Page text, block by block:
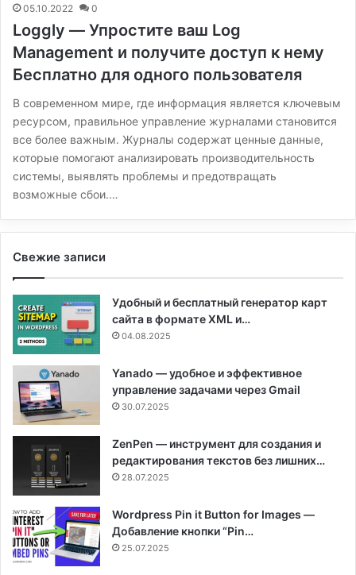
05.10.2022 0
Loggly — Упростите ваш Log
Management и получите доступ к нему
Бесплатно для одного пользователя
В современном мире, где информация является ключевым
ресурсом, правильное управление журналами становится
все более важным. Журналы содержат ценные данные,
которые помогают анализировать производительность
системы, выявлять проблемы и предотвращать
возможные сбои.…
Свежие записи
Удобный и бесплатный генератор карт
сайта в формате XML и…
04.08.2025
Yanado — удобное и эффективное
управление задачами через Gmail
30.07.2025
ZenPen — инструмент для создания и
редактирования текстов без лишних…
28.07.2025
Wordpress Pin it Button for Images —
Добавление кнопки “Pin…
25.07.2025